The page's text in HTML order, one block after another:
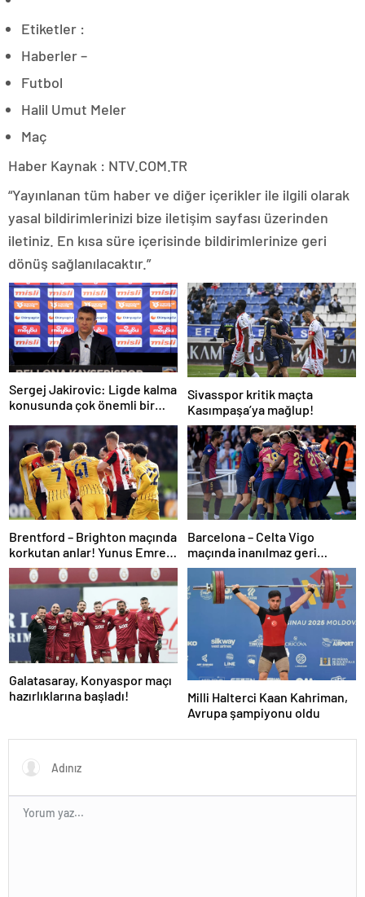
Etiketler :
Haberler –
Futbol
Halil Umut Meler
Maç
Haber Kaynak : NTV.COM.TR
“Yayınlanan tüm haber ve diğer içerikler ile ilgili olarak
yasal bildirimlerinizi bize iletişim sayfası üzerinden
iletiniz. En kısa süre içerisinde bildirimlerinize geri
dönüş sağlanılacaktır.”
Sergej Jakirovic: Ligde kalma
konusunda çok önemli bir
Sivasspor kritik maçta
Kasımpaşa’ya mağlup!
Brentford – Brighton maçında
korkutan anlar! Yunus Emre
Konak oyuna devam
edemedi…
Barcelona – Celta Vigo
maçında inanılmaz geri
dönüş! Raphinha maça
damga vurdu
Galatasaray, Konyaspor maçı
hazırlıklarına başladı!
Milli Halterci Kaan Kahriman,
Avrupa şampiyonu oldu